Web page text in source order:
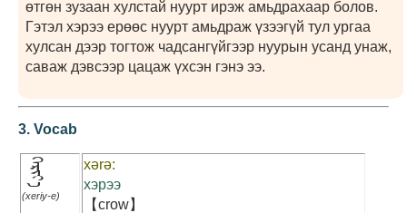
өтгөн зузаан хулстай нуурт ирэж амьдрахаар болов.
Гэтэл хэрээ ерөөс нуурт амьдраж үзээгүй тул ургаа
хулсан дээр тогтож чадсангүйгээр нуурын усанд унаж,
саваж дэвсээр цацаж үхсэн гэнэ ээ.
3. Vocab
ᠬᠡᠷᠢᠶ᠎ᠡ
(xeriy-e)
xərə:
хэрээ
【crow】